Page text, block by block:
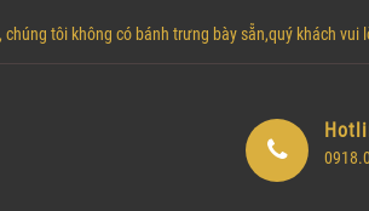
tôi không có bánh trưng bày sẵn,quý khách